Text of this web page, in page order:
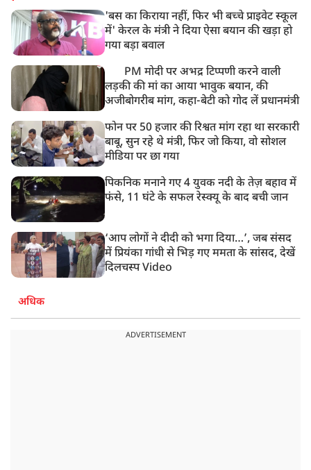
'बस का किराया नहीं, फिर भी बच्चे प्राइवेट स्कूल
में' केरल के मंत्री ने दिया ऐसा बयान की खड़ा हो
गया बड़ा बवाल
PM मोदी पर अभद्र टिप्पणी करने वाली
लड़की की मां का आया भावुक बयान, की
अजीबोगरीब मांग, कहा-बेटी को गोद लें प्रधानमंत्री
फोन पर 50 हजार की रिश्वत मांग रहा था सरकारी
बाबू, सुन रहे थे मंत्री, फिर जो किया, वो सोशल
मीडिया पर छा गया
पिकनिक मनाने गए 4 युवक नदी के तेज़ बहाव में
फंसे, 11 घंटे के सफल रेस्क्यू के बाद बची जान
‘आप लोगों ने दीदी को भगा दिया…’, जब संसद
में प्रियंका गांधी से भिड़ गए ममता के सांसद, देखें
दिलचस्प Video
अधिक
ADVERTISEMENT